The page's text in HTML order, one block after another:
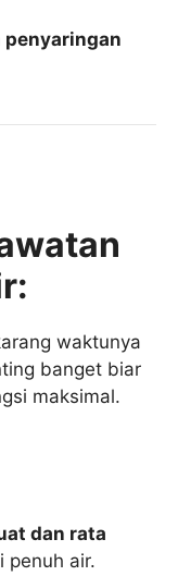
waktunya
banget biar
maksimal.
dan rata
penuh air.